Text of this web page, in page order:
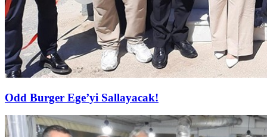
Odd Burger Ege’yi Sallayacak!